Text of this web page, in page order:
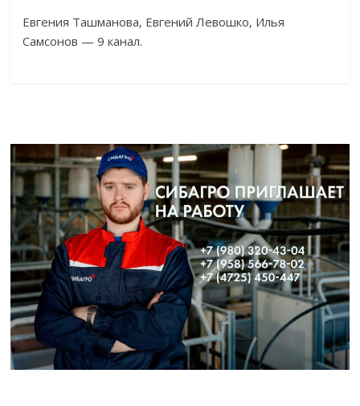
Евгения Ташманова, Евгений Левошко, Илья
Самсонов — 9 канал.